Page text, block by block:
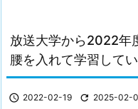
放送大学から2022年
腰を入れて学習してい
 2022-02-19  2025-02-